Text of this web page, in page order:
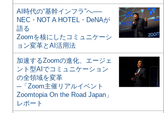
AI時代の“基幹インフラ”へ──
NEC・NOT A HOTEL・DeNAが
語る
Zoomを核にしたコミュニケーシ
ョン変革とAI活用法
加速するZoomの進化、エージェ
ント型AIでコミュニケーション
の全領域を変革
─「Zoom主催リアルイベント
Zoomtopia On the Road Japan」
レポート